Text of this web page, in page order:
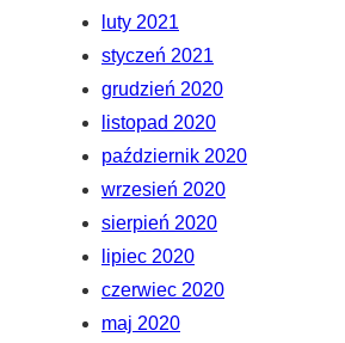
luty 2021
styczeń 2021
grudzień 2020
listopad 2020
październik 2020
wrzesień 2020
sierpień 2020
lipiec 2020
czerwiec 2020
maj 2020